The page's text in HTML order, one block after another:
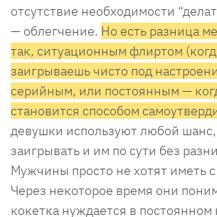
отсутствие необходимости
— облегчение. Но есть разница
так, ситуационным флиртом
заигрываешь чисто под
серийным, или постоянным —
становится способом
девушки используют любой
заигрывать и им по сути без
Мужчины просто не хотят иметь
Через некоторое время они
кокетка нуждается в